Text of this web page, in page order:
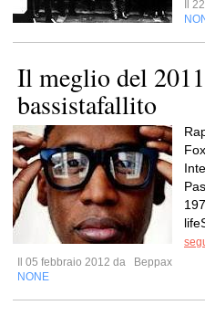
Il
Il meglio del
bassistafallito
Il 05 febbraio 2012 da
Beppax
NONE